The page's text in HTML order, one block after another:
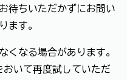
待ちいただかずにお問い
ます。
くなる場合があります。
おいて再度試していただ